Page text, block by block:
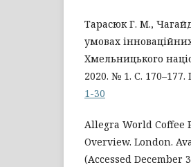
Тарасюк Г. М.,
умовах
Хмельницького
2020. № 1. С. 170–177.
1-30
Allegra World Coffee
Overview. London.
(Accessed December